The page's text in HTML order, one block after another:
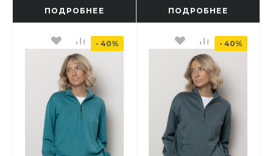
ПОДРОБНЕЕ ПОДРОБНЕЕ
- 40% - 40%